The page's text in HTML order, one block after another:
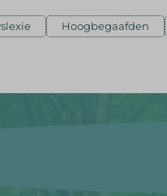
Hoogbegaafden